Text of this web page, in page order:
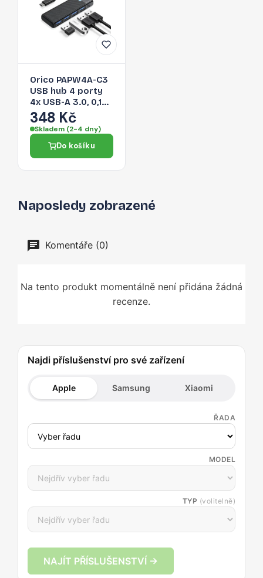
Orico PAPW4A-C3
USB hub 4 porty
4x USB-A 3.0, 0,15
m – černý
348 Kč
Skladem (2-4 dny)
Do košíku
Naposledy zobrazené
Komentáře (0)
Na tento produkt momentálně není přidána žádná
recenze.
Najdi příslušenství pro své zařízení
Apple Samsung Xiaomi
ŘADA
MODEL
TYP (volitelně)
NAJÍT PŘÍSLUŠENSTVÍ →